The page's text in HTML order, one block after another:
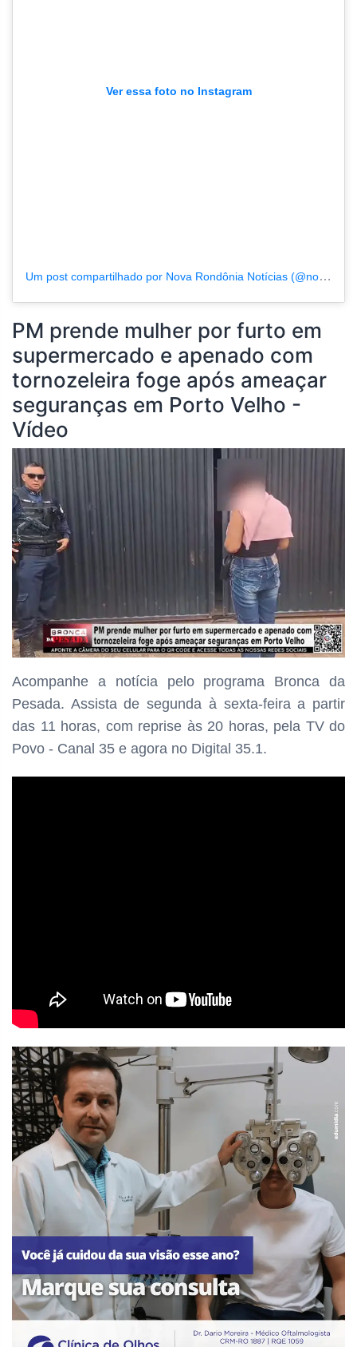
Ver essa foto no Instagram
Um post compartilhado por Nova Rondônia Notícias (@novarondonia)
PM prende mulher por furto em
supermercado e apenado com
tornozeleira foge após ameaçar
seguranças em Porto Velho -
Vídeo
Acompanhe a notícia pelo programa Bronca da
Pesada. Assista de segunda à sexta-feira a partir
das 11 horas, com reprise às 20 horas, pela TV do
Povo - Canal 35 e agora no Digital 35.1.